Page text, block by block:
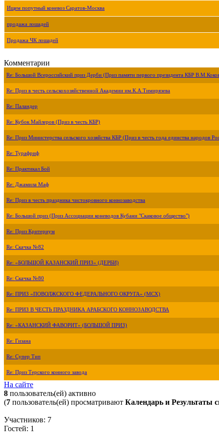
Ищем попутный коневоз Саратов-Москва
продажа лошадей
Продажа ЧК лошадей
Комментарии
Re: Большой Всероссийский приз Дерби (Приз памяти первого президента КБР
Re: Приз в честь сельскохозяйственной Академии им.К.А.Тимирязева
Re: Паландер
Re: Кубок Майлеров (Приз в честь КБР)
Re: Приз Министерства сельского хозяйства КБР (Приз в честь года единства народов
Re: Турафриф
Re: Практикал Бой
Re: Джамила Маф
Re: Приз в честь праздника чистокровного коннозаводства
Re: Большой приз (Приз Ассоциации коневодов Кубани "Скаковое общество")
Re: Приз Критериум
Re: Скачка №82
Re: «БОЛЬШОЙ КАЗАНСКИЙ ПРИЗ» (ДЕРБИ)
Re: Скачка №80
Re: ПРИЗ «ПОВОЛЖСКОГО ФЕДЕРАЛЬНОГО ОКРУГА» (МСХ)
Re: ПРИЗ В ЧЕСТЬ ПРАЗДНИКА АРАБСКОГО КОННОЗАВОДСТВА
Re: «КАЗАНСКИЙ ФАВОРИТ» (БОЛЬШОЙ ПРИЗ)
Re: Гизана
Re: Супер Тип
Re: Приз Терского конного завода
На сайте
8 пользователь(ей) активно
(7 пользователь(ей) просматривают Календарь и Результаты
Участников: 7
Гостей: 1